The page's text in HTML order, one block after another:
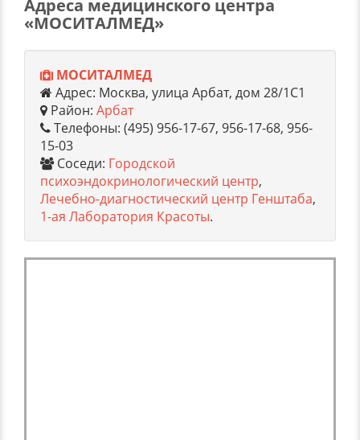
Адреса медицинского центра
«МОСИТАЛМЕД»
МОСИТАЛМЕД
Адрес: Москва, улица Арбат, дом 28/1С1
Район: Арбат
Телефоны: (495) 956-17-67, 956-17-68, 956-
15-03
Соседи: Городской
психоэндокринологический центр,
Лечебно-диагностический центр Генштаба,
1-ая Лаборатория Красоты.